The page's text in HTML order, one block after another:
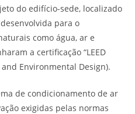
do edifício-sede, localizado
para o
como água, ar e
a certificação “LEED
and Environmental Design).
de condicionamento de ar
exigidas pelas normas